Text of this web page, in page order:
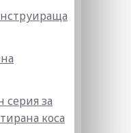
серия за
коса